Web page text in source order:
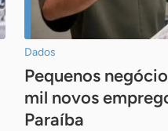
Dados
Pequenos
mil novos
Paraíba